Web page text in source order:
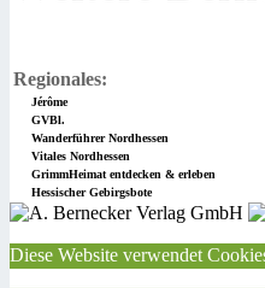
Regionales:
Jérôme
GVBl.
Wanderführer Nordhessen
Vitales Nordhessen
GrimmHeimat entdecken & erleben
Hessischer Gebirgsbote
Diese Website verwendet